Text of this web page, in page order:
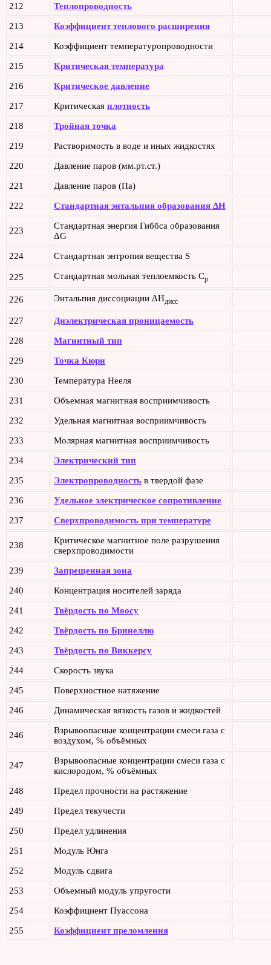
212 Теплопроводность
213 Коэффициент теплового расширения
214 Коэффициент температуропроводности
215 Критическая температура
216 Критическое давление
217 Критическая плотность
218 Тройная точка
219 Растворимость в воде и иных жидкостях
220 Давление паров (мм.рт.ст.)
221 Давление паров (Па)
222 Стандартная энтальпия образования ΔH
223
Стандартная энергия Гиббса образования
ΔG
224 Стандартная энтропия вещества S
225 Стандартная мольная теплоемкость Cp
226 Энтальпия диссоциации ΔHдисс
227 Диэлектрическая проницаемость
228 Магнитный тип
229 Точка Кюри
230 Температура Нееля
231 Объемная магнитная восприимчивость
232 Удельная магнитная восприимчивость
233 Молярная магнитная восприимчивость
234 Электрический тип
235 Электропроводность в твердой фазе
236 Удельное электрическое сопротивление
237 Сверхпроводимость при температуре
238
Критическое магнитное поле разрушения
сверхпроводимости
239 Запрещенная зона
240 Концентрация носителей заряда
241 Твёрдость по Моосу
242 Твёрдость по Бринеллю
243 Твёрдость по Виккерсу
244 Скорость звука
245 Поверхностное натяжение
246 Динамическая вязкость газов и жидкостей
246
Взрывоопасные концентрации смеси газа с
воздухом, % объёмных
247
Взрывоопасные концентрации смеси газа с
кислородом, % объёмных
248 Предел прочности на растяжение
249 Предел текучести
250 Предел удлинения
251 Модуль Юнга
252 Модуль сдвига
253 Объемный модуль упругости
254 Коэффициент Пуассона
255 Коэффициент преломления